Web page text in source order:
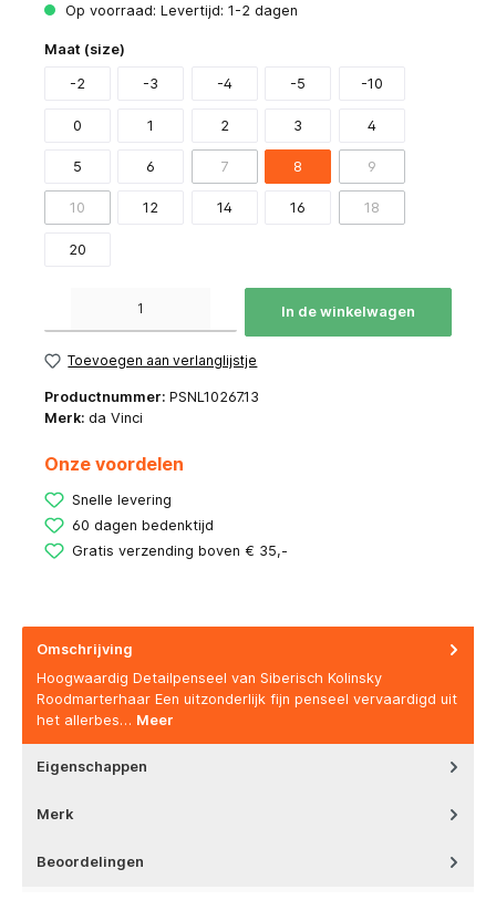
Op voorraad: Levertijd: 1-2 dagen
Maat (size)
-2 -3 -4 -5 -10
0 1 2 3 4
5 6 7 8 9
10 12 14 16 18
20
In de winkelwagen
Toevoegen aan verlanglijstje
Productnummer: PSNL10267.13
Merk: da Vinci
Onze voordelen
Snelle levering
60 dagen bedenktijd
Gratis verzending boven € 35,-
Omschrijving
Hoogwaardig Detailpenseel van Siberisch Kolinsky
Roodmarterhaar Een uitzonderlijk fijn penseel vervaardigd uit
het allerbes… Meer
Eigenschappen
Merk
Beoordelingen